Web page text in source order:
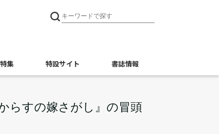
特集 特設サイト 書誌情報
らすの嫁さがし』の冒頭